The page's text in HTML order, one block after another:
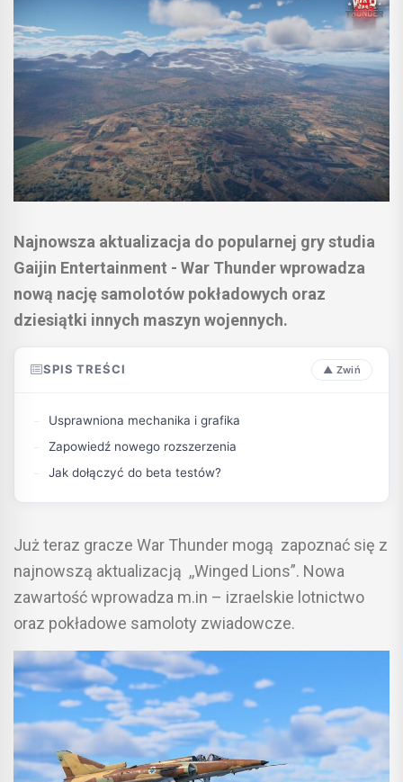
Najnowsza aktualizacja do popularnej gry studia
Gaijin Entertainment - War Thunder wprowadza
nową nację samolotów pokładowych oraz
dziesiątki innych maszyn wojennych.
SPIS TREŚCI
Usprawniona mechanika i grafika
Zapowiedź nowego rozszerzenia
Jak dołączyć do beta testów?
Już teraz gracze War Thunder mogą zapoznać się z
najnowszą aktualizacją ,,Winged Lions”. Nowa
zawartość wprowadza m.in – izraelskie lotnictwo
oraz pokładowe samoloty zwiadowcze.